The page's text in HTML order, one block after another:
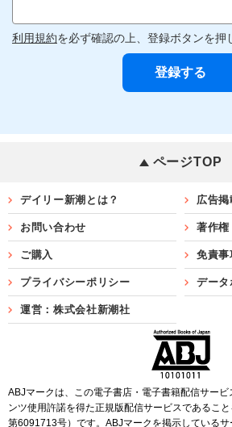
利用規約を必ず確認の上、登録ボタンを押
ページTOP
デイリー新潮とは？ 広告掲
お問い合わせ 著作権
ご購入 免責事
プライバシーポリシー データ
運営：株式会社新潮社
ABJマークは、この電子書店・電子書籍配信サー
ンツ使用許諾を得た正規版配信サービスであるこ
第6091713号）です。ABJマークを掲示しているサ